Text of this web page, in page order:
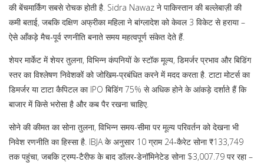
की बेंचमार्किंगसबसे रोचक होती है. Sidra Nawaz ने पाकिस्तान की बल्लेबाज़ी की
कमी बताई, जबकि दक्षिण अफ्रीका महिला ने बांग्लादेश को केवल 3 विकेट से हराया –
ऐसे आँकड़े मैच‑पूर्व रणनीति बनाते समय महत्वपूर्ण संकेत देते हैं.
शेयर मार्केट मेंशेयर तुलना, विभिन्न कंपनियों के स्टॉक मूल्य, डिमर्जर प्रभाव और बिडिंग
स्तर का विश्लेषण निवेशकों को जोखिम‑प्रबंधित करने में मदद करता है. टाटा मोटर्स का
डिमर्जर या टाटा कैपिटल का IPO बिडिंग 75% से अधिक होने के आंकड़े दर्शाते हैं कि
बाजार में किसे भरोसा है और कब पैर रखना चाहिए.
सोने की कीमत कासोना तुलना, विभिन्न समय-सीमा पर मूल्य परिवर्तन को देखनाभी
निवेश रणनीति का हिस्सा है. IBJA के अनुसार 10 ग्राम 24‑कैरेट सोना ₹133,749
तक पहुंचा, जबकि ट्रम्प‑टैरीफ के बाद डॉलर‑डेनॉमिनेटेड सोना $3,007.79 पर रहा –